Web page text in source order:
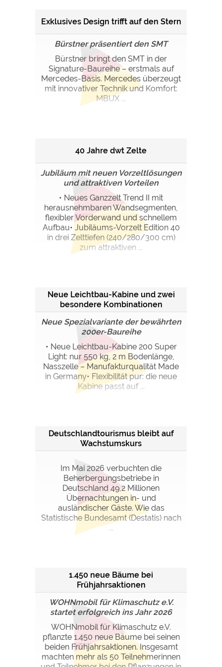
Exklusives Design trifft auf den Stern
Bürstner präsentiert den SMT
Bürstner bringt den SMT in der
Signature-Baureihe – erstmals auf
Mercedes-Basis. Mercedes überzeugt
mit innovativer Technik und Komfort:
MBUX ...
40 Jahre dwt Zelte
Jubiläum mit neuen Vorzeltlösungen
und attraktiven Vorteilen
• Neues Ganzzelt Trend II mit
herausnehmbaren Wandsegmenten,
flexibler Vorderwand und schnellem
Aufbau• Jubiläums-Vorzelt Edition 40
in drei Zelttiefen (240/280/300 cm)
zum attraktiven ...
Neue Leichtbau-Kabine und zwei
besondere Kombinationen
Neue Spezialvariante der bewährten
200er-Baureihe
• Neue Leichtbau-Kabine 200 Super
Light: nur 550 kg, 2 m Bodenlänge,
Nasszelle – Manufakturqualität Made
in Germany• Flexibilität pur: die neue
Kabine passt auf ...
Deutschlandtourismus bleibt auf
Wachstumskurs
Im Mai 2026 verbuchten die
Beherbergungsbetriebe in
Deutschland 49,2 Millionen
Übernachtungen in- und
ausländischer Gäste. Wie das
Statistische Bundesamt (Destatis) nach
...
1.450 neue Bäume bei
Frühjahrsaktionen
WOHNmobil für Klimaschutz e.V.
startet erfolgreich ins Jahr 2026
WOHNmobil für Klimaschutz e.V.
pflanzte 1.450 neue Bäume bei seinen
beiden Frühjahrsaktionen. Insgesamt
machten mehr als 50 Teilnehmerinnen